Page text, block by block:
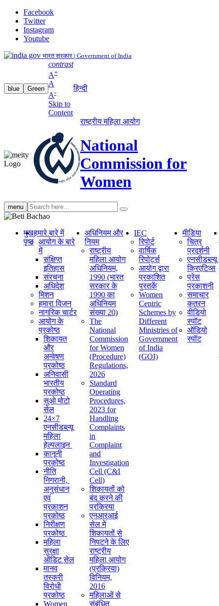
Facebook
Twitter
Instagram
Youtube
भारत सरकार | Government of India
blue Green
contrast
A+
A
A-
Skip to
Content
हिन्दी
राष्ट्रीय महिला आयोग
National
Commission for
Women
menu Search
search
मुख
पृष्ठ
हमारे बारे में
आयोग के बारे
में
संक्षिप्‍त
इतिहास
संरचना
अधिदेश
मिशन
हमारा विज़न
नागरिक चार्टर
आयोग के
प्रकोष्ठ
शिकायत
और
अन्वेषण
प्रकोष्ठ
अनिवासी
भारतीय
प्रकोष्ठ
सुओ मोटो
सेल
24×7
एनसीडब्ल्यू
महिला
हेल्पलाइन
कानूनी
प्रकोष्ठ
नीति
निगरानी, ​​
अनुसंधान
एवं
प्रकाशन
प्रकोष्ठ
निरीक्षण
प्रकोष्ठ
महिला
सुरक्षा
ऑडिट सेल
मानव
तस्करी
विरोधी
प्रकोष्ठ
Women
अधिनियम और
नियम
राष्ट्रीय
महिला आयोग
अधिनियम,
1990 (भारत
सरकार के
1990 का
अधिनियम
संख्या 20)
The
National
Commission
for Women
(Procedure)
Regulations,
2026
Standard
Operating
Procedures,
2023 for
Handling
Complaints
in
Complaint
and
Investigation
Cell (C&I
Cell)
शिकायतों को
बंद करने की
प्रक्रिया
एनआरआई
सेल में
शिकायतों से
निपटने के लिए
राष्ट्रीय
महिला आयोग
(प्रक्रिया)
विनियम,
2016
महिलाओं से
संबंधित
IEC
रिपोर्ट
वार्षिक
रिपोर्ट्स
आयोग द्वारा
प्रकाशित
पुस्तकें
Women
Centric
Schemes by
Different
Ministries of
Government
of India
(GOI)
मीडिया
चित्र
प्रदर्शनी
एनसीडब्ल्यू
क्रिएटिव्स
प्रेस
प्रकाशनी
समाचार
कतरन
वीडियो
स्पॉट
ऑडियो
स्पॉट